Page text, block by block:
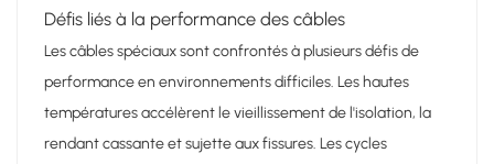
Défis liés à la performance des câbles
Les câbles spéciaux sont confrontés à plusieurs défis de
performance en environnements difficiles. Les hautes
températures accélèrent le vieillissement de l'isolation, la
rendant cassante et sujette aux fissures. Les cycles